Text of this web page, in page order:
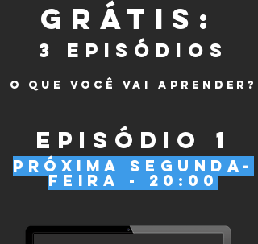
GRÁTIS:
3 EPISÓDIOS
O QUE VOCÊ VAI APRENDER?
EPISÓDIO 1
próxima segunda-
feira - 20:00